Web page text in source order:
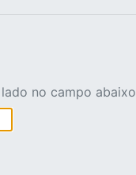
no campo abaixo